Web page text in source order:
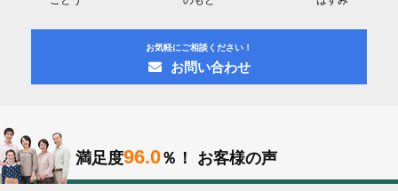
お気軽にご相談ください！
お問い合わせ
満足度96.0％！ お客様の声